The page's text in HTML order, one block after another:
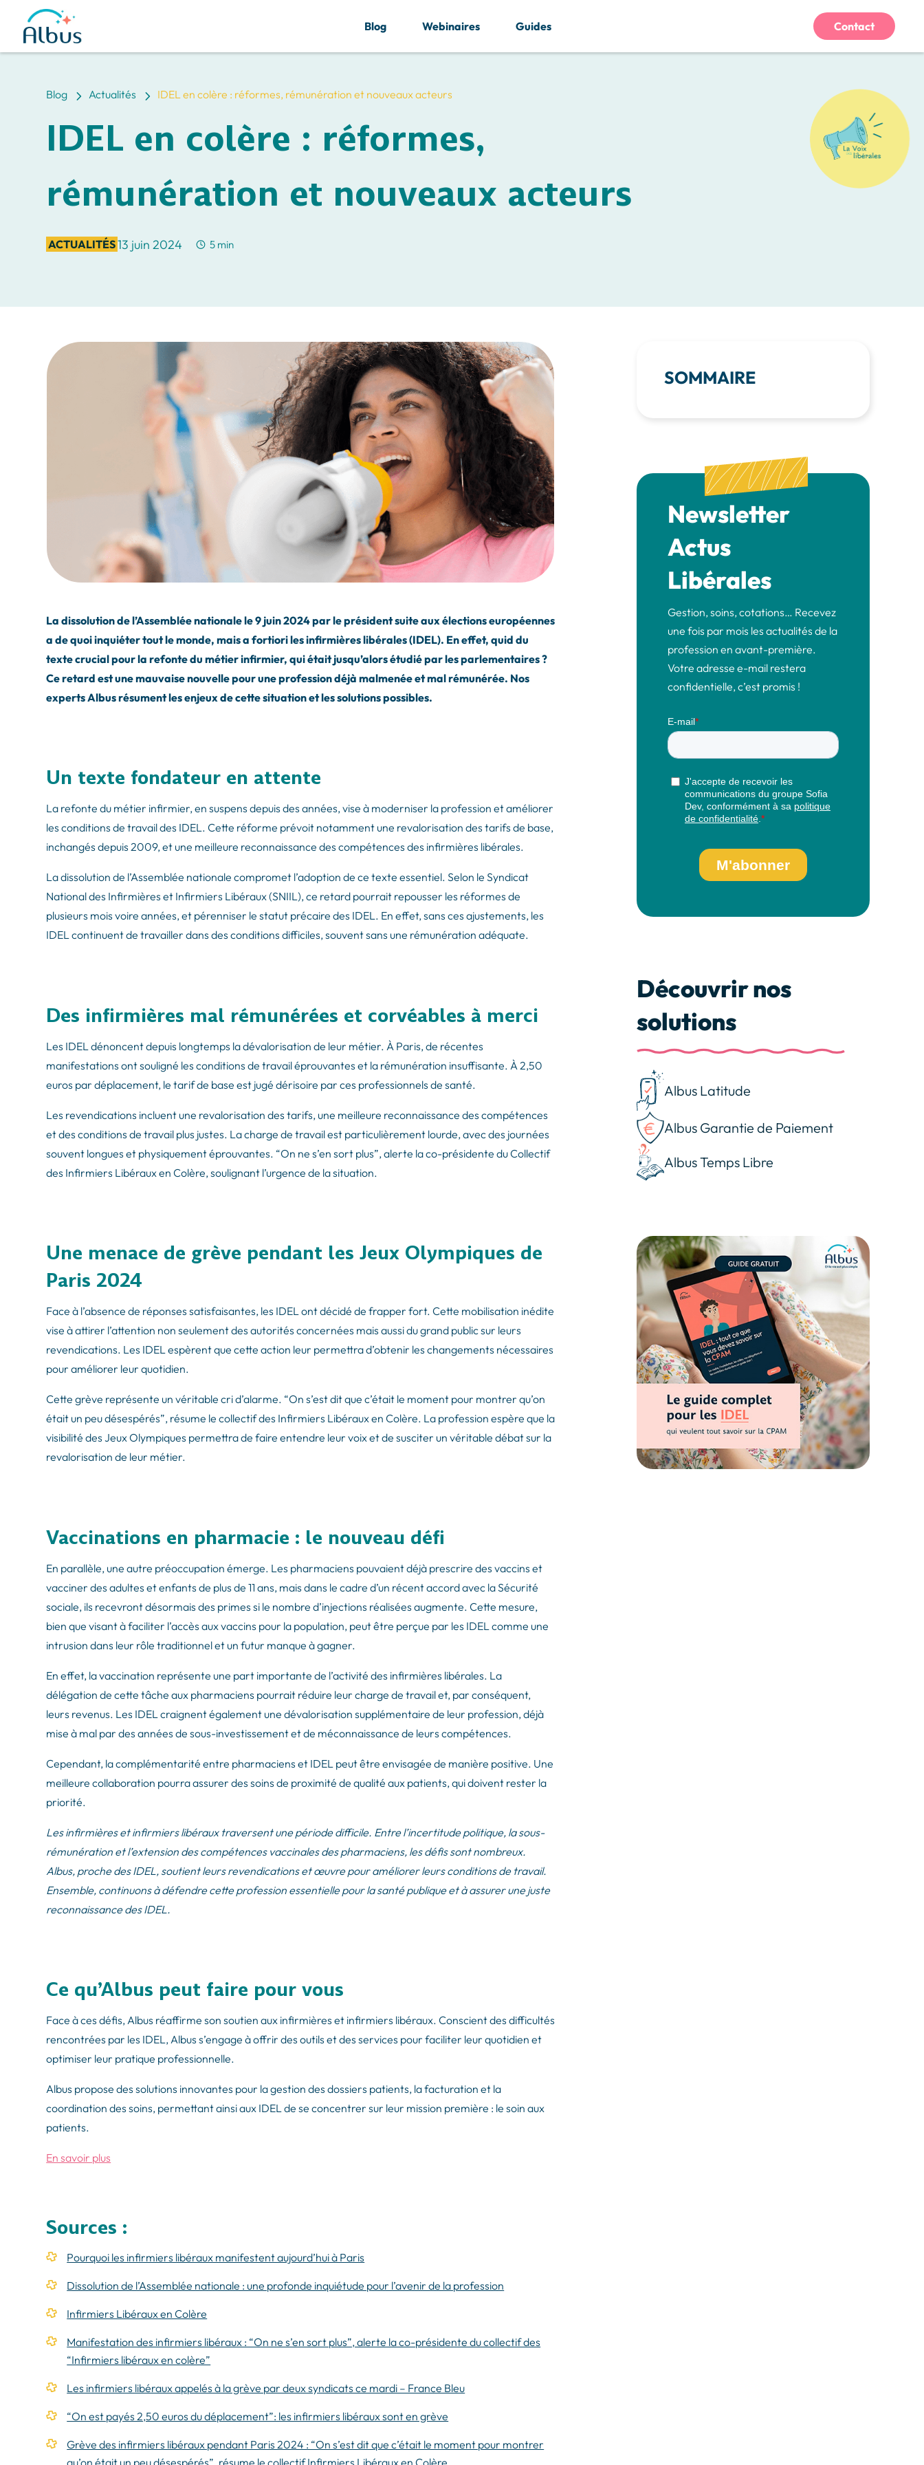
Blog 5 Actualités 5 IDEL en colère : réformes, rémunération et nouveaux acteurs
IDEL en colère : réformes,
rémunération et nouveaux acteurs
ACTUALITÉS13 juin 2024 5 min
La dissolution de l’Assemblée nationale le 9 juin 2024 par le président suite aux élections européennes
a de quoi inquiéter tout le monde, mais a fortiori les infirmières libérales (IDEL). En effet, quid du
texte crucial pour la refonte du métier infirmier, qui était jusqu’alors étudié par les parlementaires ?
Ce retard est une mauvaise nouvelle pour une profession déjà malmenée et mal rémunérée. Nos
experts Albus résument les enjeux de cette situation et les solutions possibles.
Un texte fondateur en attente
La refonte du métier infirmier, en suspens depuis des années, vise à moderniser la profession et améliorer
les conditions de travail des IDEL. Cette réforme prévoit notamment une revalorisation des tarifs de base,
inchangés depuis 2009, et une meilleure reconnaissance des compétences des infirmières libérales.
La dissolution de l’Assemblée nationale compromet l’adoption de ce texte essentiel. Selon le Syndicat
National des Infirmières et Infirmiers Libéraux (SNIIL), ce retard pourrait repousser les réformes de
plusieurs mois voire années, et pérenniser le statut précaire des IDEL. En effet, sans ces ajustements, les
IDEL continuent de travailler dans des conditions difficiles, souvent sans une rémunération adéquate.
Des infirmières mal rémunérées et corvéables à merci
Les IDEL dénoncent depuis longtemps la dévalorisation de leur métier. À Paris, de récentes
manifestations ont souligné les conditions de travail éprouvantes et la rémunération insuffisante. À 2,50
euros par déplacement, le tarif de base est jugé dérisoire par ces professionnels de santé.
Les revendications incluent une revalorisation des tarifs, une meilleure reconnaissance des compétences
et des conditions de travail plus justes. La charge de travail est particulièrement lourde, avec des journées
souvent longues et physiquement éprouvantes. “On ne s’en sort plus”, alerte la co-présidente du Collectif
des Infirmiers Libéraux en Colère, soulignant l’urgence de la situation.
Une menace de grève pendant les Jeux Olympiques de
Paris 2024
Face à l’absence de réponses satisfaisantes, les IDEL ont décidé de frapper fort. Cette mobilisation inédite
vise à attirer l’attention non seulement des autorités concernées mais aussi du grand public sur leurs
revendications. Les IDEL espèrent que cette action leur permettra d’obtenir les changements nécessaires
pour améliorer leur quotidien.
Cette grève représente un véritable cri d’alarme. “On s’est dit que c’était le moment pour montrer qu’on
était un peu désespérés”, résume le collectif des Infirmiers Libéraux en Colère. La profession espère que la
visibilité des Jeux Olympiques permettra de faire entendre leur voix et de susciter un véritable débat sur la
revalorisation de leur métier.
Vaccinations en pharmacie : le nouveau défi
En parallèle, une autre préoccupation émerge. Les pharmaciens pouvaient déjà prescrire des vaccins et
vacciner des adultes et enfants de plus de 11 ans, mais dans le cadre d’un récent accord avec la Sécurité
sociale, ils recevront désormais des primes si le nombre d’injections réalisées augmente. Cette mesure,
bien que visant à faciliter l’accès aux vaccins pour la population, peut être perçue par les IDEL comme une
intrusion dans leur rôle traditionnel et un futur manque à gagner.
En effet, la vaccination représente une part importante de l’activité des infirmières libérales. La
délégation de cette tâche aux pharmaciens pourrait réduire leur charge de travail et, par conséquent,
leurs revenus. Les IDEL craignent également une dévalorisation supplémentaire de leur profession, déjà
mise à mal par des années de sous-investissement et de méconnaissance de leurs compétences.
Cependant, la complémentarité entre pharmaciens et IDEL peut être envisagée de manière positive. Une
meilleure collaboration pourra assurer des soins de proximité de qualité aux patients, qui doivent rester la
priorité.
Les infirmières et infirmiers libéraux traversent une période difficile. Entre l’incertitude politique, la sous-
rémunération et l’extension des compétences vaccinales des pharmaciens, les défis sont nombreux.
Albus, proche des IDEL, soutient leurs revendications et œuvre pour améliorer leurs conditions de travail.
Ensemble, continuons à défendre cette profession essentielle pour la santé publique et à assurer une juste
reconnaissance des IDEL.
Ce qu’Albus peut faire pour vous
Face à ces défis, Albus réaffirme son soutien aux infirmières et infirmiers libéraux. Conscient des difficultés
rencontrées par les IDEL, Albus s’engage à offrir des outils et des services pour faciliter leur quotidien et
optimiser leur pratique professionnelle.
Albus propose des solutions innovantes pour la gestion des dossiers patients, la facturation et la
coordination des soins, permettant ainsi aux IDEL de se concentrer sur leur mission première : le soin aux
patients.
En savoir plus
Sources :
Pourquoi les infirmiers libéraux manifestent aujourd’hui à Paris
Dissolution de l’Assemblée nationale : une profonde inquiétude pour l’avenir de la profession
Infirmiers Libéraux en Colère
Manifestation des infirmiers libéraux : “On ne s’en sort plus”, alerte la co-présidente du collectif des
“Infirmiers libéraux en colère”
Les infirmiers libéraux appelés à la grève par deux syndicats ce mardi – France Bleu
“On est payés 2,50 euros du déplacement”: les infirmiers libéraux sont en grève
Grève des infirmiers libéraux pendant Paris 2024 : “On s’est dit que c’était le moment pour montrer
qu’on était un peu désespérés”, résume le collectif Infirmiers Libéraux en Colère
SOMMAIRE
Newsletter
Actus
Libérales
Gestion, soins, cotations… Recevez
une fois par mois les actualités de la
profession en avant-première.
Votre adresse e-mail restera
confidentielle, c’est promis !
Découvrir nos
solutions
Albus Latitude
Albus Garantie de Paiement
Albus Temps Libre
Blog Webinaires Guides Contact